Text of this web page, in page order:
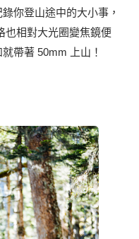
你登山途中的大小事，
也相對大光圈變焦鏡便
帶著 50mm 上山！